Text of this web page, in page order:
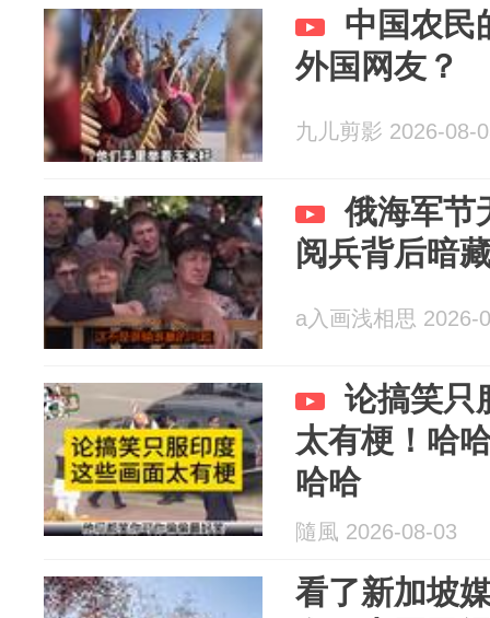
中国农民
外国网友？
九儿剪影 2026-08-
俄海军节
阅兵背后暗
a入画浅相思 2026-
论搞笑只
太有梗！哈
哈哈
隨風 2026-08-03
看了新加坡